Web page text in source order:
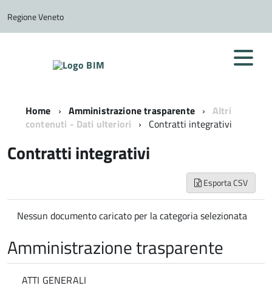
Regione Veneto
Home Amministrazione trasparente
Altri
contenuti - Dati ulteriori
Contratti integrativi
Contratti integrativi
Esporta CSV
Nessun documento caricato per la categoria selezionata
Amministrazione trasparente
ATTI GENERALI